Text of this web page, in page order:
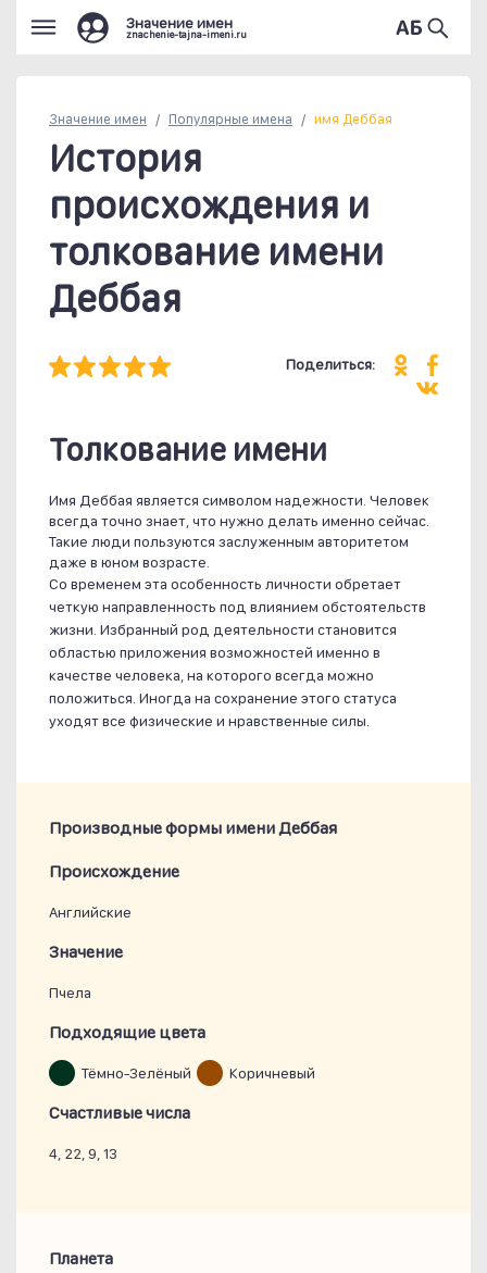
Значение имен
znachenie-tajna-imeni.ru
Значение имен Популярные имена имя Деббая
История
происхождения и
толкование имени
Деббая
Поделиться:
Толкование имени
Имя Деббая является символом надежности. Человек
всегда точно знает, что нужно делать именно сейчас.
Такие люди пользуются заслуженным авторитетом
даже в юном возрасте.
Со временем эта особенность личности обретает
четкую направленность под влиянием обстоятельств
жизни. Избранный род деятельности становится
областью приложения возможностей именно в
качестве человека, на которого всегда можно
положиться. Иногда на сохранение этого статуса
уходят все физические и нравственные силы.
Производные формы имени Деббая
Проиcхождение
Английские
Значение
Пчела
Подходящие цвета
Тёмно-Зелёный Коричневый
Счастливые числа
4, 22, 9, 13
Планета